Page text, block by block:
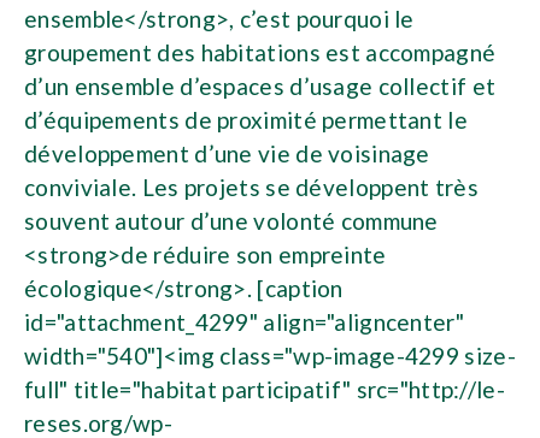
ensemble</strong>, c’est pourquoi le
groupement des habitations est accompagné
d’un ensemble d’espaces d’usage collectif et
d’équipements de proximité permettant le
développement d’une vie de voisinage
conviviale. Les projets se développent très
souvent autour d’une volonté commune
<strong>de réduire son empreinte
écologique</strong>. [caption
id="attachment_4299" align="aligncenter"
width="540"]<img class="wp-image-4299 size-
full" title="habitat participatif" src="http://le-
reses.org/wp-